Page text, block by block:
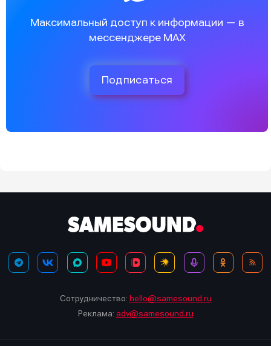
Максимальный доступ к информации — в
мессенджере MAX
Подписаться
Сотрудничество: hello@samesound.ru
Реклама: adv@samesound.ru